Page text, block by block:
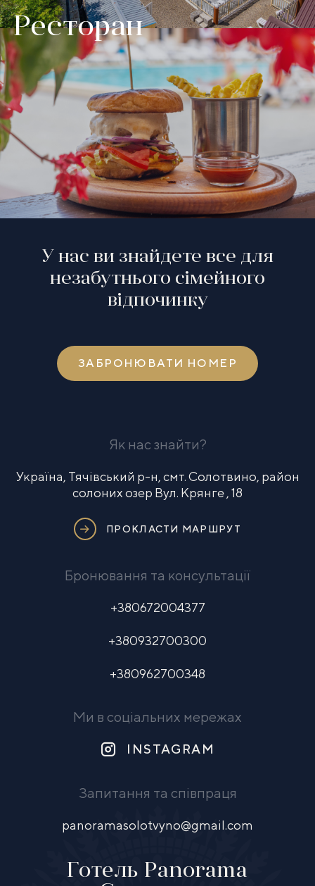
Ресторан
У нас ви знайдете все для
незабутнього сімейного
відпочинку
ЗАБРОНЮВАТИ НОМЕР
Як нас знайти?
Україна, Тячівський р-н, смт. Солотвино, район
солоних озер Вул. Крянге , 18
ПРОКЛАСТИ МАРШРУТ
Бронювання та консультації
+380672004377
+380932700300
+380962700348
Ми в соціальних мережах
INSTAGRAM
Запитання та співпраця
panoramasolotvyno@gmail.com
Готель Panorama